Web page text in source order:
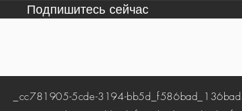
Подпишитесь сейчас
_cc781905-5cde-3194-